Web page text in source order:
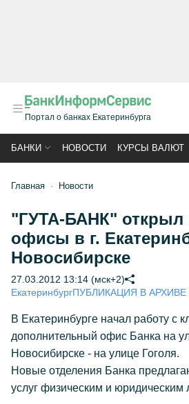
Портал о банках Екатеринбурга
БАНКИ НОВОСТИ КУРСЫ ВАЛЮТ
Главная Новости
"ГУТА-БАНК"
офисы в г.
Новосибирске
27.03.2012 13:14 (мск+2)
ЕкатеринбургПУБЛИКАЦИЯ В АРХИВЕ
В Екатеринбурге начал работу с
дополнительный офис Банка на
Новосибирске - на улице Гоголя.
Новые отделения Банка
услуг физическим и юридическим